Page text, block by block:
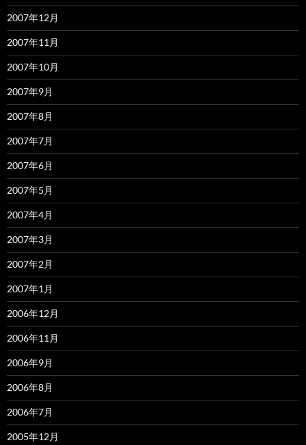
2007年12月
2007年11月
2007年10月
2007年9月
2007年8月
2007年7月
2007年6月
2007年5月
2007年4月
2007年3月
2007年2月
2007年1月
2006年12月
2006年11月
2006年9月
2006年8月
2006年7月
2005年12月